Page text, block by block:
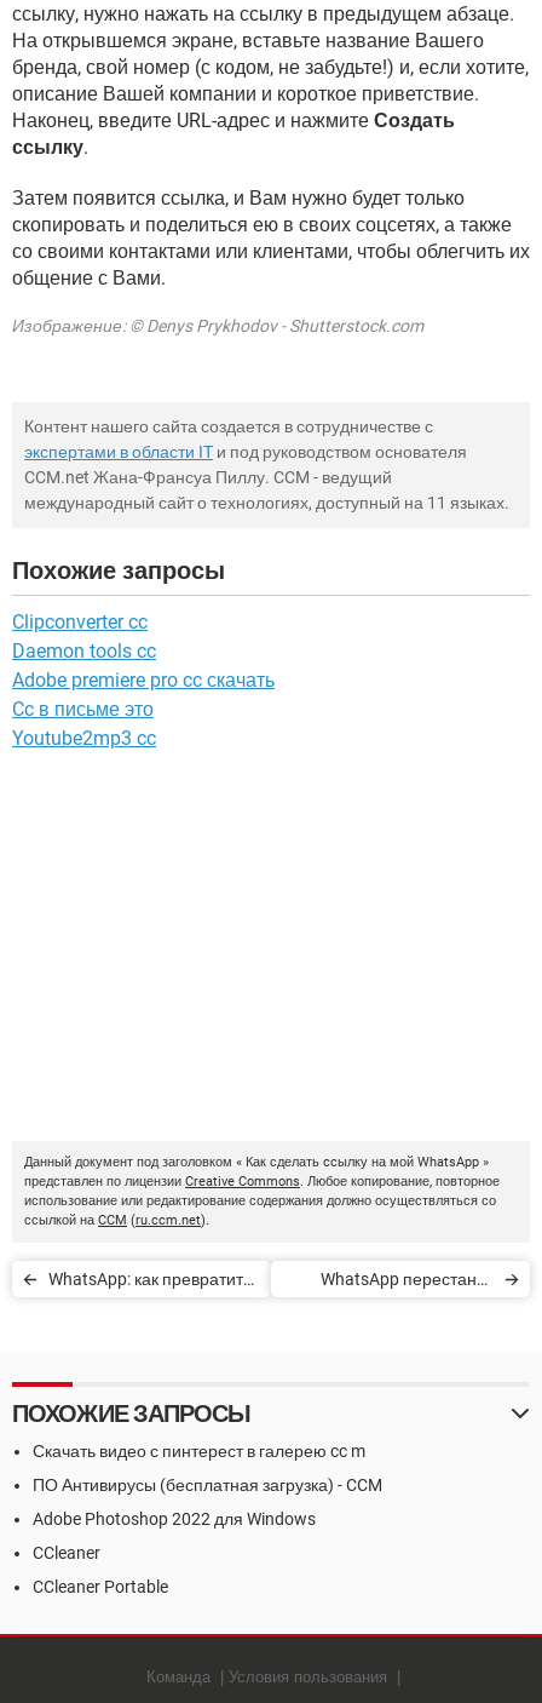
ссылку, нужно нажать на ссылку в предыдущем абзаце.
На открывшемся экране, вставьте название Вашего
бренда, свой номер (с кодом, не забудьте!) и, если хотите,
описание Вашей компании и короткое приветствие.
Наконец, введите URL-адрес и нажмите Создать
ссылку.
Затем появится ссылка, и Вам нужно будет только
скопировать и поделиться ею в своих соцсетях, а также
со своими контактами или клиентами, чтобы облегчить их
общение с Вами.
Изображение: © Denys Prykhodov - Shutterstock.com
Контент нашего сайта создается в сотрудничестве с
экспертами в области IT и под руководством основателя
CCM.net Жана-Франсуа Пиллу. CCM - ведущий
международный сайт о технологиях, доступный на 11 языках.
Похожие запросы
Clipconverter cc
Daemon tools cc
Adobe premiere pro cc скачать
Cc в письме это
Youtube2mp3 cc
Данный документ под заголовком « Как сделать ccылку на мой WhatsApp »
представлен по лицензии Creative Commons. Любое копирование, повторное
использование или редактирование содержания должно осуществляться со
ссылкой на CCM (ru.ccm.net).
WhatsApp: как превратить
WhatsApp перестанет
ПОХОЖИЕ ЗАПРОСЫ
Скачать видео с пинтерест в галерею cc m
ПО Антивирусы (бесплатная загрузка) - CCM
Adobe Photoshop 2022 для Windows
CCleaner
CCleaner Portable
Команда
Условия пользования